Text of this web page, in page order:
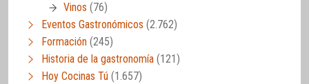
Vinos (76)
Eventos Gastronómicos (2.762)
Formación (245)
Historia de la gastronomía (121)
Hoy Cocinas Tú (1.657)